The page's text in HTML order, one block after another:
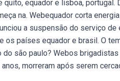
equador e lisboa,
na. Webequador corta
a suspensão do serviço
os países equador e brasil. O
são paulo? Webos
morreram após serem